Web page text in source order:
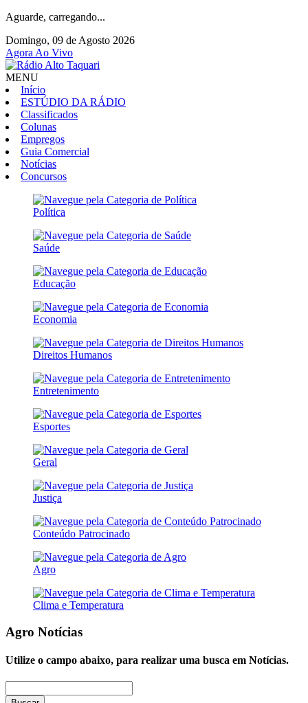
Aguarde, carregando...
Domingo, 09 de Agosto 2026
Agora Ao Vivo
MENU
Início
ESTÚDIO DA RÁDIO
Classificados
Colunas
Empregos
Guia Comercial
Notícias
Concursos
Política
Saúde
Educação
Economia
Direitos Humanos
Entretenimento
Esportes
Geral
Justiça
Conteúdo Patrocinado
Agro
Clima e Temperatura
Agro Notícias
Utilize o campo abaixo, para realizar uma busca em Notícias.